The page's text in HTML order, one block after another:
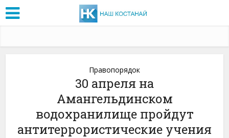
Правопорядок
30 апреля на
Амангельдинском
водохранилище пройдут
антитеррористические учения